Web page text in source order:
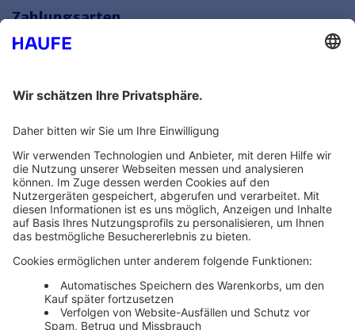
Zahlungsarten
Themenwelten und Produktschulungen